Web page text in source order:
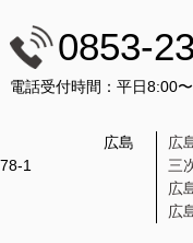
0853-
電話受付時間：平日8:00
1
広島
広
三
広
広